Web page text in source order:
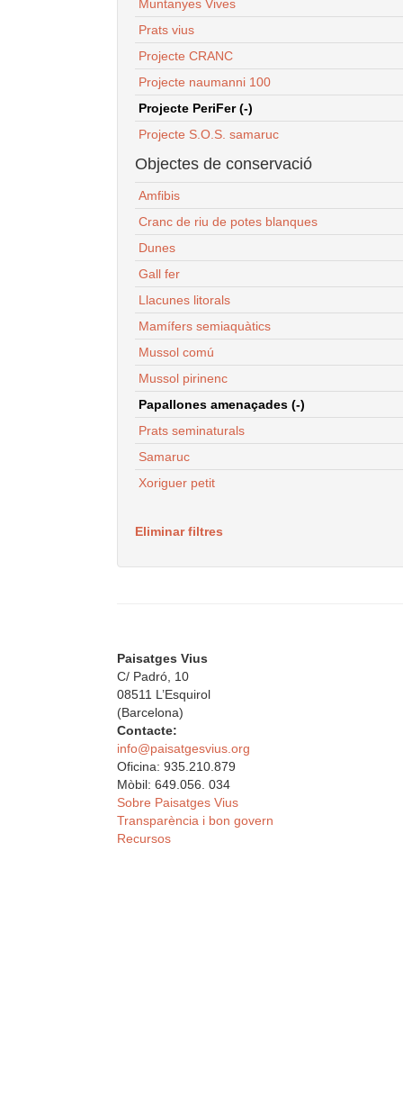
Muntanyes Vives
Prats vius
Projecte CRANC
Projecte naumanni 100
Projecte PeriFer (-)
Projecte S.O.S. samaruc
Objectes de conservació
Amfibis
Cranc de riu de potes blanques
Dunes
Gall fer
Llacunes litorals
Mamífers semiaquàtics
Mussol comú
Mussol pirinenc
Papallones amenaçades (-)
Prats seminaturals
Samaruc
Xoriguer petit
Eliminar filtres
Paisatges Vius
C/ Padró, 10
08511 L’Esquirol
(Barcelona)
Contacte:
info@paisatgesvius.org
Oficina: 935.210.879
Mòbil: 649.056. 034
Sobre Paisatges Vius
Transparència i bon govern
Recursos